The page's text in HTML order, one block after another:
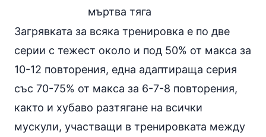
мъртва тяга
Загрявката за всяка тренировка е по две
серии с тежест около и под 50% от макса за
10-12 повторения, една адаптираща серия
със 70-75% от макса за 6-7-8 повторения,
както и хубаво разтягане на всички
мускули, участващи в тренировката между